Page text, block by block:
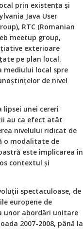
prin existenţa şi
Java User
RTC (Romanian
meetup group,
exterioare
pe plan local.
mediului local spre
de nivel
lipsei unei cereri
au ca efect atât
nivelului ridicat de
o modalitate de
este implicarea în
contextul şi
spectaculoase, de
europene de
unor abordări unitare
2007-2008, până la